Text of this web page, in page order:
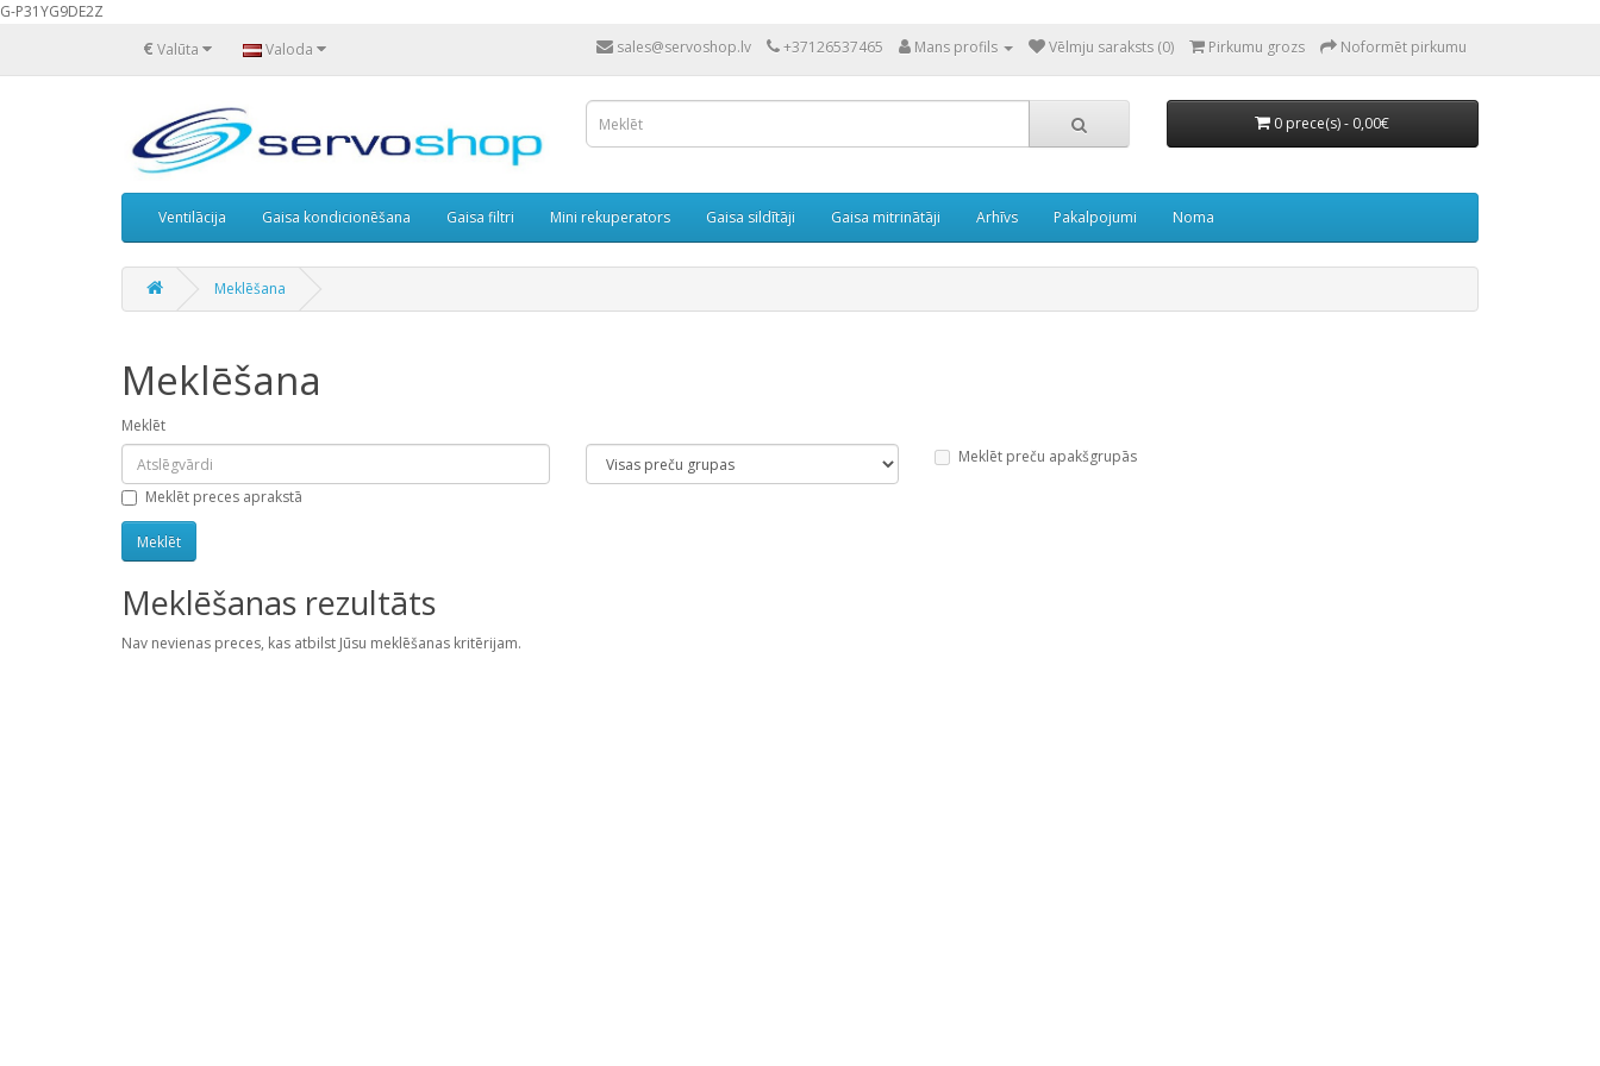
G-P31YG9DE2Z
€ Valūta Valoda sales@servoshop.lv +37126537465 Mans profils Vēlmju saraksts (0) Pirkumu grozs Noformēt pirkumu
0 prece(s) - 0,00€
Ventilācija Gaisa kondicionēšana Gaisa filtri Mini rekuperators Gaisa sildītāji Gaisa mitrinātāji Arhīvs Pakalpojumi Noma
Meklēšana
Meklēšana
Meklēt
Meklēt preču apakšgrupās
Meklēt preces aprakstā
Meklēšanas rezultāts
Nav nevienas preces, kas atbilst Jūsu meklēšanas kritērijam.